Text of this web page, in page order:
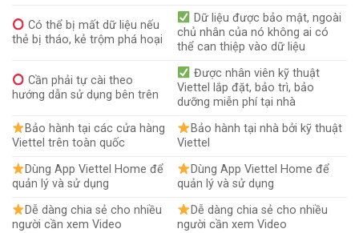
Có thể bị mất dữ liệu nếu
thẻ bị tháo, kẻ trộm phá hoại
Dữ liệu được bảo mật, ngoài
chủ nhân của nó không ai có
thể can thiệp vào dữ liệu
Cần phải tự cài theo
hướng dẫn sử dụng bên trên
Được nhân viên kỹ thuật
Viettel lắp đặt, bảo trì, bảo
dưỡng miễn phí tại nhà
Bảo hành tại các cửa hàng
Viettel trên toàn quốc
Bảo hành tại nhà bởi kỹ thuật
Viettel
Dùng App Viettel Home để
quản lý và sử dụng
Dùng App Viettel Home để
quản lý và sử dụng
Dễ dàng chia sẻ cho nhiều
người cần xem Video
Dễ dàng chia sẻ cho nhiều
người cần xem Video